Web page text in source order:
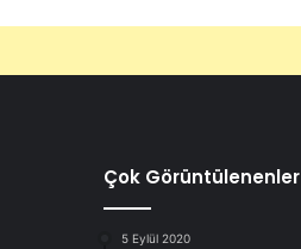
Çok Görüntülenenler
5 Eylül 2020